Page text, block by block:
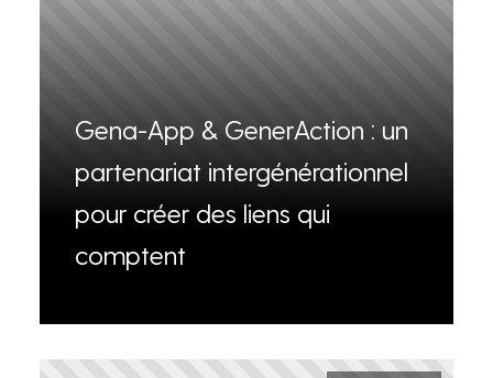
Gena-App & GenerAction : un
partenariat intergénérationnel
pour créer des liens qui
comptent